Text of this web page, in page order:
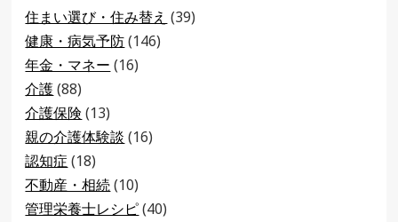
住まい選び・住み替え (39)
健康・病気予防(146)
年金・マネー (16)
介護(88)
介護保険 (13)
親の介護体験談 (16)
認知症 (18)
不動産・相続(10)
管理栄養士レシピ(40)